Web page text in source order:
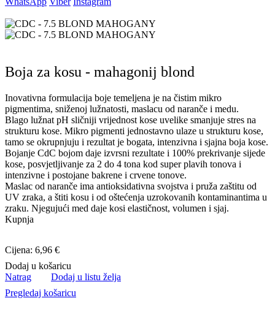
Boja za kosu - mahagonij blond
Inovativna formulacija boje temeljena je na čistim mikro
pigmentima, sniženoj lužnatosti, maslacu od naranče i medu.
Blago lužnat pH sličniji vrijednost kose uvelike smanjuje stres na
strukturu kose. Mikro pigmenti jednostavno ulaze u strukturu kose,
tamo se okrupnjuju i rezultat je bogata, intenzivna i sjajna boja kose.
Bojanje CdC bojom daje izvrsni rezultate i 100% prekrivanje sijede
kose, posvjetljivanje za 2 do 4 tona kod super plavih tonova i
intenzivne i postojane bakrene i crvene tonove.
Maslac od naranče ima antioksidativna svojstva i pruža zaštitu od
UV zraka, a štiti kosu i od oštećenja uzrokovanih kontaminantima u
zraku. Njegujući med daje kosi elastičnost, volumen i sjaj.
Kupnja
Cijena: 6,96 €
Dodaj u košaricu
Natrag
Dodaj u listu želja
Pregledaj košaricu